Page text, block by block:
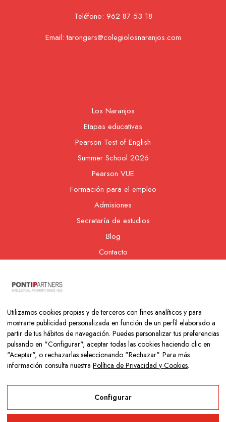
Teléfono: 962 87 53 18
Email:tarongers@colegiolosnaranjos.com
Los Naranjos
Etapas educativas
Pearson Test of English
Summer School 2026
Pearson VUE
Formación para el empleo
Admisiones
Secretaría de estudios
Blog
Contacto
Copyright © 2026 Colegio Los Naranjos | Hecho con mucho amor
porNeurona Digital
Utilizamos cookies propias y de terceros con fines analíticos y para
mostrarte publicidad personalizada en función de un perfil elaborado a
partir de tus hábitos de navegación. Puedes personalizar tus preferencias
pulsando en "Configurar", aceptar todas las cookies haciendo clic en
"Aceptar", o rechazarlas seleccionando "Rechazar". Para más
información consulta nuestra Política de Privacidad y Cookies.
Configurar